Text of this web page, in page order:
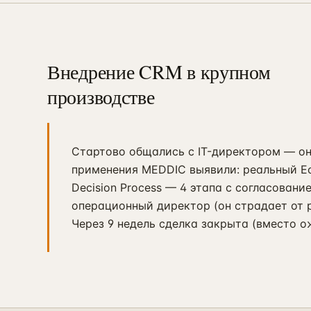
Внедрение CRM в крупном
производстве
Стартово общались с IT-директором —
применения MEDDIC выявили: реальный
Decision Process — 4 этапа с
операционный директор (он страдает от
Через 9 недель сделка закрыта (вместо